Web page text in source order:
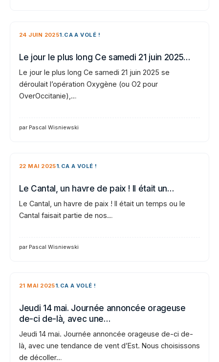
24 JUIN 20251.CA A VOLÉ !
Le jour le plus long Ce samedi 21 juin 2025…
Le jour le plus long Ce samedi 21 juin 2025 se
déroulait l’opération Oxygène (ou O2 pour
OverOccitanie),…
par Pascal Wisniewski
22 MAI 20251.CA A VOLÉ !
Le Cantal, un havre de paix ! Il était un…
Le Cantal, un havre de paix ! Il était un temps ou le
Cantal faisait partie de nos…
par Pascal Wisniewski
21 MAI 20251.CA A VOLÉ !
Jeudi 14 mai. Journée annoncée orageuse
de-ci de-là, avec une…
Jeudi 14 mai. Journée annoncée orageuse de-ci de-
là, avec une tendance de vent d’Est. Nous choisissons
de décoller…